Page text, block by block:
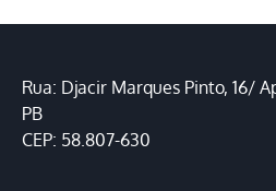
Rua: Djacir Marques Pinto, 16/
PB
CEP: 58.807-630